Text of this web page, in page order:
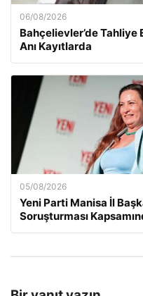
06/08/2026
Bahçelievler’de Tahliye
Anı Kayıtlarda
05/08/2026
Yeni Parti Manisa İl
Soruşturması